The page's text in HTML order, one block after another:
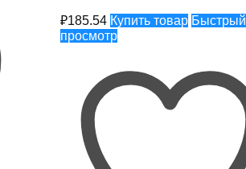
₽185.54 Купить товар Быстрый
просмотр